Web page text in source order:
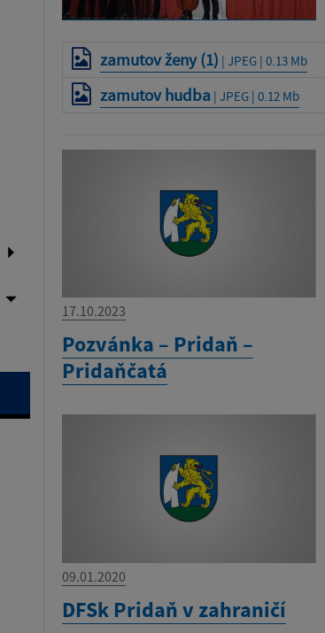
zamutov ženy (1) | JPEG | 0.13 Mb
zamutov hudba | JPEG | 0.12 Mb
17.10.2023
Pozvánka – Pridaň –
Pridaňčatá
09.01.2020
DFSk Pridaň v zahraničí